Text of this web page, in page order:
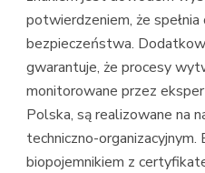
potwierdzeniem, że
bezpieczeństwa.
gwarantuje, że procesy
monitorowane przez
Polska, są realizowane na
techniczno-
biopojemnikiem z